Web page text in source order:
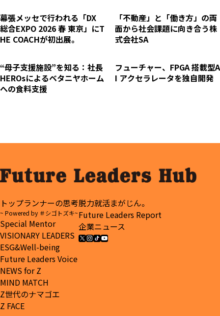
ループが現場で磨き上げた経
営改善リスキリング研修「リ
ス活 for Business」提供開始
リニューアル 【（株）EEFUL
ホールディングス】
幕張メッセで行われる「DX
総合EXPO 2026 春 東京」にT
HE COACHが初出展。
「不動産」と「働き方」の両
面から社会課題に向き合う株
式会社SA
“母子支援施設”を知る：社長
HEROsによるベタニヤホーム
への食料支援
フューチャー、FPGA 搭載型A
I アクセラレータを独自開発
トップランナーの思考
~ Powered by ＃シゴトズキ~
Special Mentor
VISIONARY LEADERS
ESG&Well-being
Future Leaders Voice
NEWS for Z
MIND MATCH
Z世代のナマゴエ
Z FACE
脱力就活まがじん。
Future Leaders Report
企業ニュース